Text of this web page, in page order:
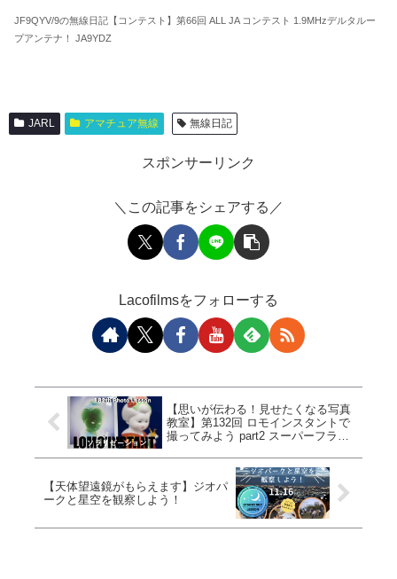
JF9QYV/9の無線日記【コンテスト】第66回 ALL JA コンテスト 1.9MHzデルタルー
プアンテナ！ JA9YDZ
JARL アマチュア無線 無線日記
スポンサーリンク
＼この記事をシェアする／
Lacofilmsをフォローする
【思いが伝わる！見せたくなる写真
教室】第132回 ロモインスタントで
撮ってみよう part2 スーパーフラッ
【天体望遠鏡がもらえます】ジオパ
ークと星空を観察しよう！